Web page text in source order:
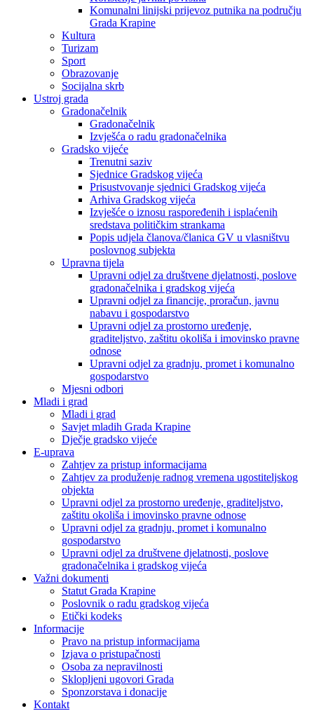
Komunalni linijski prijevoz putnika na području
Grada Krapine
Kultura
Turizam
Sport
Obrazovanje
Socijalna skrb
Ustroj grada
Gradonačelnik
Gradonačelnik
Izvješća o radu gradonačelnika
Gradsko vijeće
Trenutni saziv
Sjednice Gradskog vijeća
Prisustvovanje sjednici Gradskog vijeća
Arhiva Gradskog vijeća
Izvješće o iznosu raspoređenih i isplaćenih
sredstava političkim strankama
Popis udjela članova/članica GV u vlasništvu
poslovnog subjekta
Upravna tijela
Upravni odjel za društvene djelatnosti, poslove
gradonačelnika i gradskog vijeća
Upravni odjel za financije, proračun, javnu
nabavu i gospodarstvo
Upravni odjel za prostorno uređenje,
graditeljstvo, zaštitu okoliša i imovinsko pravne
odnose
Upravni odjel za gradnju, promet i komunalno
gospodarstvo
Mjesni odbori
Mladi i grad
Mladi i grad
Savjet mladih Grada Krapine
Dječje gradsko vijeće
E-uprava
Zahtjev za pristup informacijama
Zahtjev za produženje radnog vremena ugostiteljskog
objekta
Upravni odjel za prostorno uređenje, graditeljstvo,
zaštitu okoliša i imovinsko pravne odnose
Upravni odjel za gradnju, promet i komunalno
gospodarstvo
Upravni odjel za društvene djelatnosti, poslove
gradonačelnika i gradskog vijeća
Važni dokumenti
Statut Grada Krapine
Poslovnik o radu gradskog vijeća
Etički kodeks
Informacije
Pravo na pristup informacijama
Izjava o pristupačnosti
Osoba za nepravilnosti
Sklopljeni ugovori Grada
Sponzorstava i donacije
Kontakt